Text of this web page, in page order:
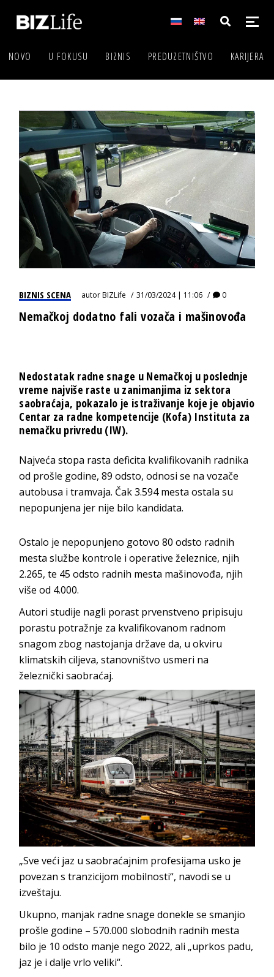
NOVO U FOKUSU BIZNIS PREDUZETNIŠTVO KARIJERA
BIZNIS SCENA autorBIZLife 31/03/2024 | 11:06 0
Nemačkoj dodatno fali vozača i mašinovođa
Nedostatak radne snage u Nemačkoj u poslednje
vreme najviše raste u zanimanjima iz sektora
saobraćaja, pokazalo je istraživanje koje je objavio
Centar za radne kompetencije (Kofa) Instituta za
nemačku privredu (IW).
Najveća stopa rasta deficita kvalifikovanih radnika
od prošle godine, 89 odsto, odnosi se na vozače
autobusa i tramvaja. Čak 3.594 mesta ostala su
nepopunjena jer nije bilo kandidata.
Ostalo je nepopunjeno gotovo 80 odsto radnih
mesta službe kontrole i operative železnice, njih
2.265, te 45 odsto radnih mesta mašinovođa, njih
više od 4.000.
Autori studije nagli porast prvenstveno pripisuju
porastu potražnje za kvalifikovanom radnom
snagom zbog nastojanja države da, u okviru
klimatskih ciljeva, stanovništvo usmeri na
železnički saobraćaj.
„Sve veći jaz u saobraćajnim profesijama usko je
povezan s tranzicijom mobilnosti“, navodi se u
izveštaju.
Ukupno, manjak radne snage donekle se smanjio
prošle godine – 570.000 slobodnih radnih mesta
bilo je 10 odsto manje nego 2022, ali „uprkos padu,
jaz je i dalje vrlo veliki“.